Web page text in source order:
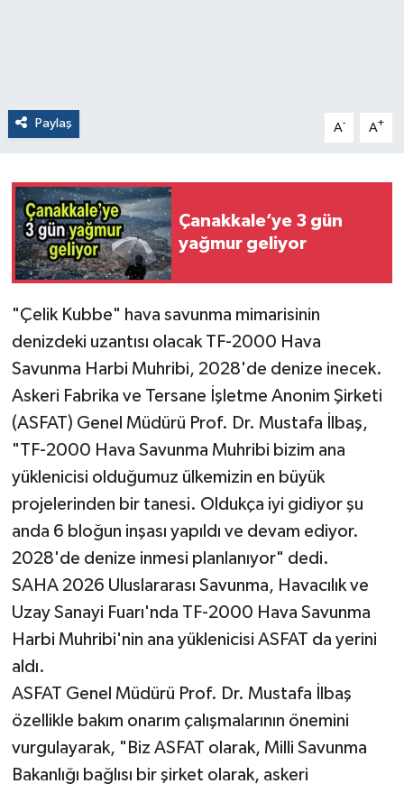
Paylaş A- A+
Çanakkale’ye 3 gün
yağmur geliyor
"Çelik Kubbe" hava savunma mimarisinin
denizdeki uzantısı olacak TF-2000 Hava
Savunma Harbi Muhribi, 2028'de denize inecek.
Askeri Fabrika ve Tersane İşletme Anonim Şirketi
(ASFAT) Genel Müdürü Prof. Dr. Mustafa İlbaş,
"TF-2000 Hava Savunma Muhribi bizim ana
yüklenicisi olduğumuz ülkemizin en büyük
projelerinden bir tanesi. Oldukça iyi gidiyor şu
anda 6 bloğun inşası yapıldı ve devam ediyor.
2028'de denize inmesi planlanıyor" dedi.
SAHA 2026 Uluslararası Savunma, Havacılık ve
Uzay Sanayi Fuarı'nda TF-2000 Hava Savunma
Harbi Muhribi'nin ana yüklenicisi ASFAT da yerini
aldı.
ASFAT Genel Müdürü Prof. Dr. Mustafa İlbaş
özellikle bakım onarım çalışmalarının önemini
vurgulayarak, "Biz ASFAT olarak, Milli Savunma
Bakanlığı bağlısı bir şirket olarak, askeri